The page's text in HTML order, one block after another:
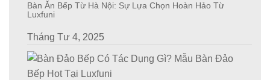
Bàn Ăn Bếp Từ Hà Nội: Sự Lựa Chọn Hoàn Hảo Từ
Luxfuni
Tháng Tư 4, 2025